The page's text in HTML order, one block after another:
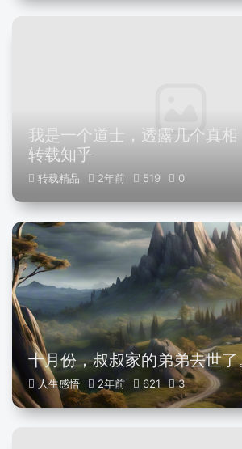
我是一个道士，透露几个真
转载知乎
转载精品 2年前 519 0
十月份，叔叔家的弟弟去世了
人生感悟 2年前 621 3